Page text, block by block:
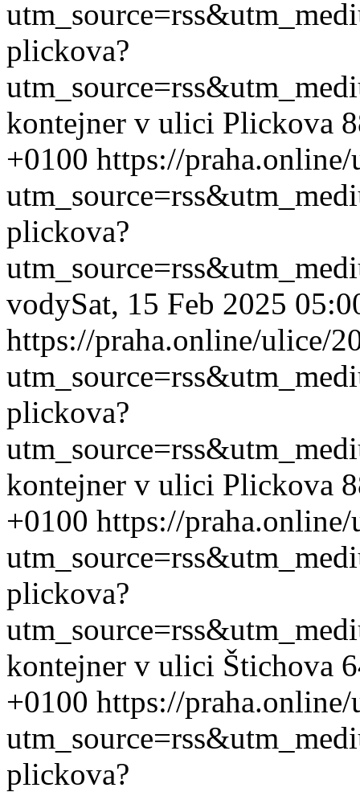
plickova?
kontejner v ulici Plickova
+0100 https://
plickova?
vodySat, 15 Feb 2025
https://praha.online/ulice/
plickova?
kontejner v ulici Plickova
+0100 https://
plickova?
kontejner v ulici Štichova
+0100 https://
plickova?